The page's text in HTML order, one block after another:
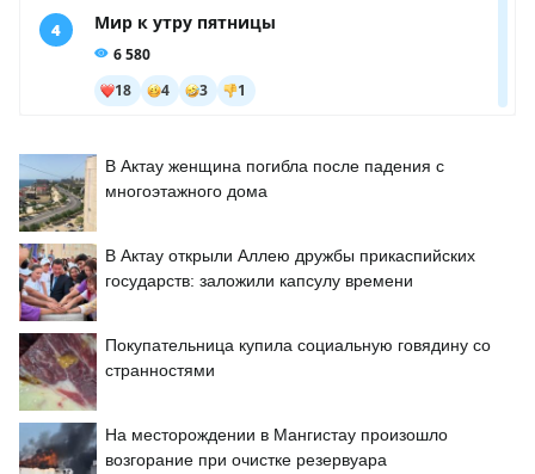
В Актау женщина погибла после падения с
многоэтажного дома
В Актау открыли Аллею дружбы прикаспийских
государств: заложили капсулу времени
Покупательница купила социальную говядину со
странностями
На месторождении в Мангистау произошло
возгорание при очистке резервуара